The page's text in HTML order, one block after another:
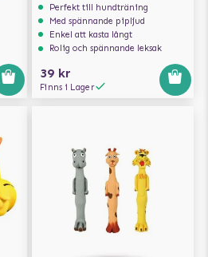
Perfekt till hundträning
Med spännande pipljud
Enkel att kasta långt
Rolig och spännande leksak
39 kr
Finns i Lager